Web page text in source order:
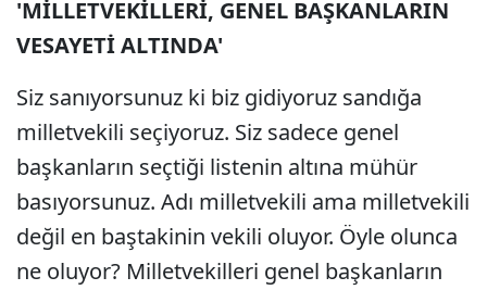
'MİLLETVEKİLLERİ, GENEL BAŞKANLARIN
VESAYETİ ALTINDA'
Siz sanıyorsunuz ki biz gidiyoruz sandığa
milletvekili seçiyoruz. Siz sadece genel
başkanların seçtiği listenin altına mühür
basıyorsunuz. Adı milletvekili ama milletvekili
değil en baştakinin vekili oluyor. Öyle olunca
ne oluyor? Milletvekilleri genel başkanların